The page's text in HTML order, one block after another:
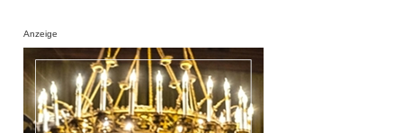
Anzeige